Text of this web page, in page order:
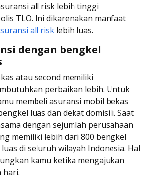
all risk lebih tinggi
TLO. Ini dikarenakan manfaat
all risk lebih luas.
dengan bengkel
atau second memiliki
perbaikan lebih. Untuk
membeli asuransi mobil bekas
luas dan dekat domisili. Saat
dengan sejumlah perusahaan
memiliki lebih dari 800 bengkel
di seluruh wilayah Indonesia. Hal
kamu ketika mengajukan
hari.